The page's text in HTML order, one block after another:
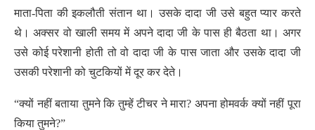
माता-पिता की इकलौती संतान था। उसके दादा जी उसे बहुत प्यार करते
थे। अक्सर वो खाली समय में अपने दादा जी के पास ही बैठता था। अगर
उसे कोई परेशानी होती तो वो दादा जी के पास जाता और उसके दादा जी
उसकी परेशानी को चुटकियों में दूर कर देते।
“क्यों नहीं बताया तुमने कि तुम्हें टीचर ने मारा? अपना होमवर्क क्यों नहीं पूरा
किया तुमने?”